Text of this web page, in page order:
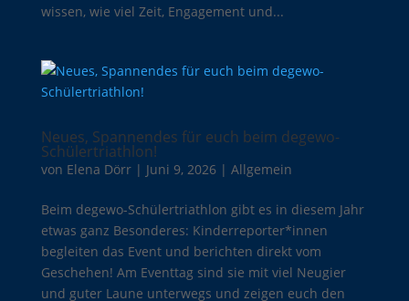
wissen, wie viel Zeit, Engagement und...
Neues, Spannendes für euch beim degewo-
Schülertriathlon!
von Elena Dörr| Juni 9, 2026| Allgemein
Beim degewo-Schülertriathlon gibt es in diesem Jahr
etwas ganz Besonderes: Kinderreporter*innen
begleiten das Event und berichten direkt vom
Geschehen! Am Eventtag sind sie mit viel Neugier
und guter Laune unterwegs und zeigen euch den